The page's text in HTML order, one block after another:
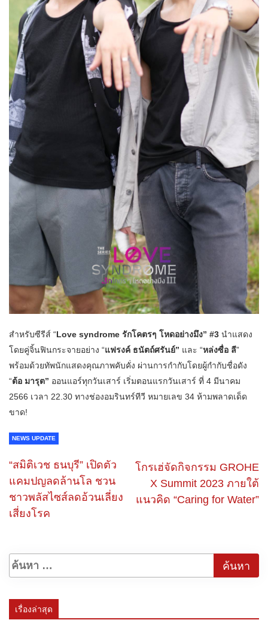
สำหรับซีรีส์ “Love syndrome รักโคตรๆ โหดอย่างมึง” #3 นำแสดง
โดยคู่จิ้นฟินกระจายอย่าง “แฟรงค์ ธนัตถ์ศรันย์” และ “หล่งซื่อ ลี”
พร้อมด้วยทัพนักแสดงคุณภาพคับคั่ง ผ่านการกำกับโดยผู้กำกับชื่อดัง
“ต้อ มารุต” ออนแอร์ทุกวันเสาร์ เริ่มตอนแรกวันเสาร์ ที่ 4 มีนาคม
2566 เวลา 22.30 ทางช่องอมรินทร์ทีวี หมายเลข 34 ห้ามพลาดเด็ด
ขาด!
NEWS UPDATE
“สมิติเวช ธนบุรี” เปิดตัว
แคมปญลดล้านโล ชวน
ชาวพลัสไซส์ลดอ้วนเลี่ยง
เสี่ยงโรค
โกรเฮ่จัดกิจกรรม GROHE
X Summit 2023 ภายใต้
แนวคิด “Caring for Water”
เรื่องล่าสุด